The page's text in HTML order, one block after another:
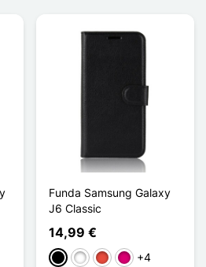
Funda Samsung Galaxy
J6 Classic
14,99 €
NegroBlancoRojoMagenta
+4